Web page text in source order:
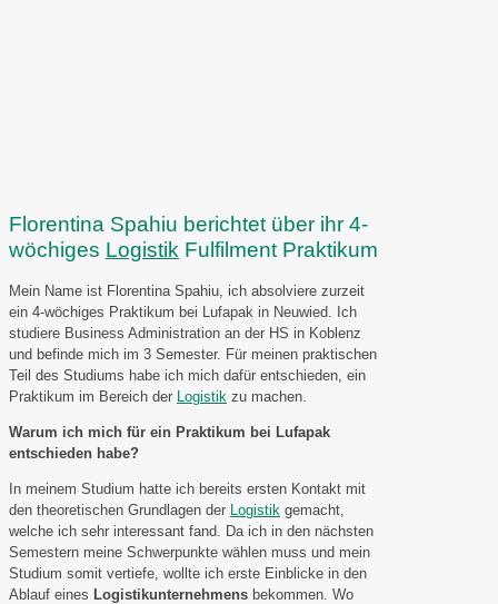
Florentina Spahiu berichtet über ihr 4-
wöchiges Logistik Fulfilment Praktikum
Mein Name ist Florentina Spahiu, ich absolviere zurzeit
ein 4-wöchiges Praktikum bei Lufapak in Neuwied. Ich
studiere Business Administration an der HS in Koblenz
und befinde mich im 3 Semester. Für meinen praktischen
Teil des Studiums habe ich mich dafür entschieden, ein
Praktikum im Bereich der
Logistik zu machen.
Warum ich mich für ein Praktikum bei Lufapak
entschieden habe?
In meinem Studium hatte ich bereits ersten Kontakt mit
den theoretischen Grundlagen der
Logistik gemacht,
welche ich sehr interessant fand. Da ich in den nächsten
Semestern meine Schwerpunkte wählen muss und mein
Studium somit vertiefe, wollte ich erste Einblicke in den
Ablauf eines Logistikunternehmens bekommen. Wo